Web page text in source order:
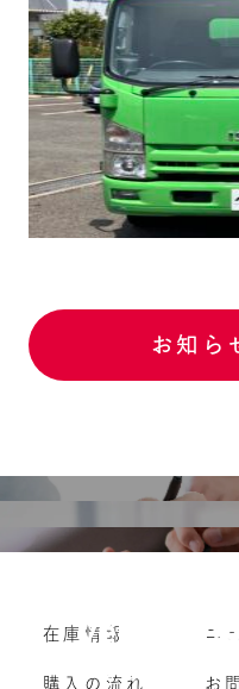
お知ら
購入の流れ
よくいただくご
Vehicle
車両買い取り
在庫情報
購入の流れ
ニ
お